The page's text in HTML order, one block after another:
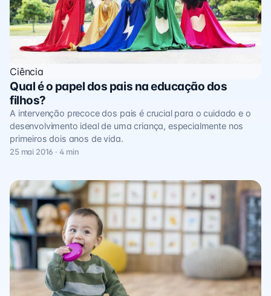
Ciência
Qual é o papel dos pais na educação dos
filhos?
A intervenção precoce dos pais é crucial para o cuidado e o
desenvolvimento ideal de uma criança, especialmente nos
primeiros dois anos de vida.
25 mai 2016 · 4 min